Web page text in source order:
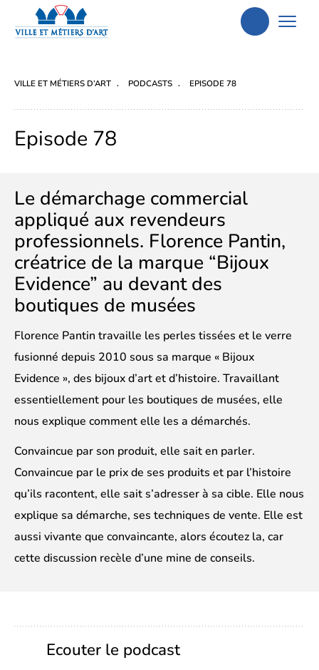
Aller
VILLE ET MÉTIERS D’ART PODCASTS EPISODE 78
Episode 78
Le démarchage commercial
appliqué aux revendeurs
professionnels. Florence Pantin,
créatrice de la marque “Bijoux
Evidence” au devant des
boutiques de musées
Florence Pantin travaille les perles tissées et le verre
fusionné depuis 2010 sous sa marque « Bijoux
Evidence », des bijoux d’art et d’histoire. Travaillant
essentiellement pour les boutiques de musées, elle
nous explique comment elle les a démarchés.
Convaincue par son produit, elle sait en parler.
Convaincue par le prix de ses produits et par l’histoire
qu’ils racontent, elle sait s’adresser à sa cible. Elle nous
explique sa démarche, ses techniques de vente. Elle est
aussi vivante que convaincante, alors écoutez la, car
cette discussion recèle d’une mine de conseils.
Ecouter le podcast